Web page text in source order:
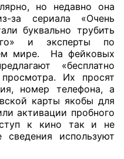
но недавно она
за сериала «Очень
буквально трубить
и эксперты по
мире. На фейковых
«бесплатно
просмотра. Их просят
номер телефона, а
карты якобы для
активации пробного
к кино так и не
сведения используют